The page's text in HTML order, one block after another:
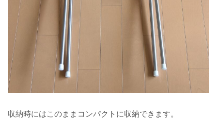
収納時にはこのままコンパクトに収納できます。